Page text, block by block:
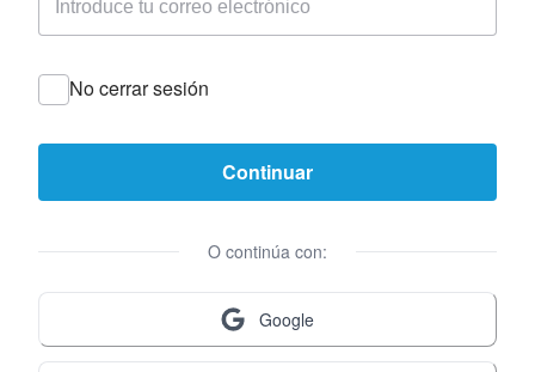
No cerrar sesión
Continuar
O continúa con:
Google